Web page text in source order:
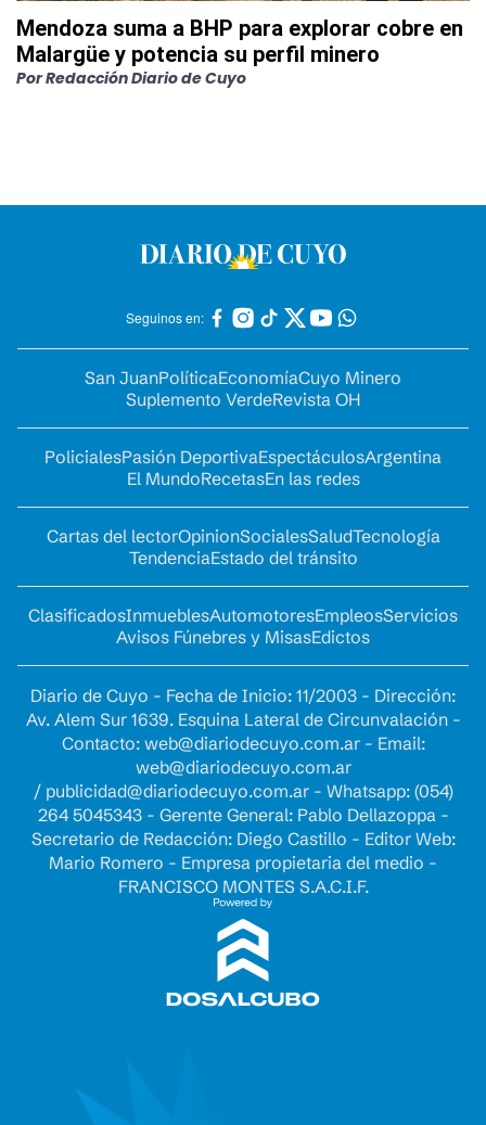
Mendoza suma a BHP para explorar cobre en
Malargüe y potencia su perfil minero
PorRedacción Diario de Cuyo
Seguinos en:
San JuanPolíticaEconomíaCuyo Minero
Suplemento VerdeRevista OH
PolicialesPasión DeportivaEspectáculosArgentina
El MundoRecetasEn las redes
Cartas del lectorOpinionSocialesSaludTecnología
TendenciaEstado del tránsito
ClasificadosInmueblesAutomotoresEmpleosServicios
Avisos Fúnebres y MisasEdictos
Diario de Cuyo - Fecha de Inicio: 11/2003 - Dirección:
Av. Alem Sur 1639. Esquina Lateral de Circunvalación -
Contacto: web@diariodecuyo.com.ar- Email:
web@diariodecuyo.com.ar
/ publicidad@diariodecuyo.com.ar- Whatsapp: (054)
264 5045343 - Gerente General: Pablo Dellazoppa -
Secretario de Redacción: Diego Castillo - Editor Web:
Mario Romero - Empresa propietaria del medio -
FRANCISCO MONTES S.A.C.I.F.